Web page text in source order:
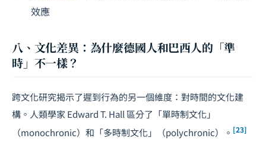
效應
八、文化差異：為什麼德國人和巴西人的「準
時」不一樣？
跨文化研究揭示了遲到行為的另一個維度：對時間的文化建
構。人類學家 Edward T. Hall 區分了「單時制文化」
（monochronic）和「多時制文化」（polychronic）。 [23]